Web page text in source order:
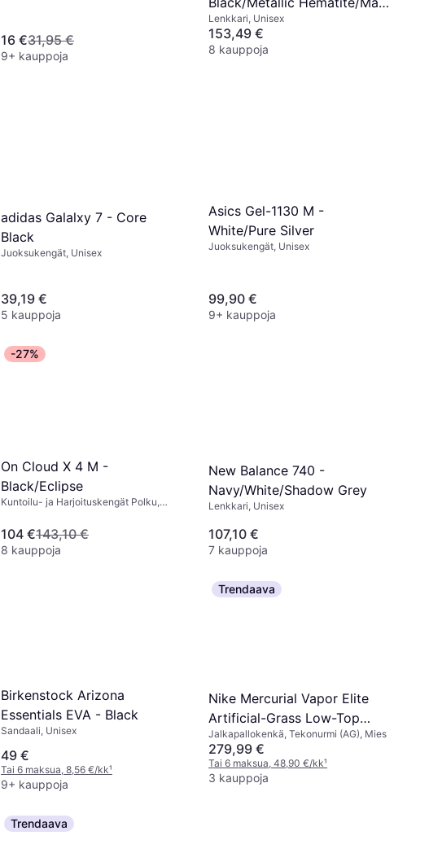
16 €31,95 €
9+ kauppoja
Orange
Lenkkari, Unisex
153,49 €
8 kauppoja
adidas Galalxy 7 - Core
Black
Juoksukengät, Unisex
39,19 €
5 kauppoja
Asics Gel-1130 M -
White/Pure Silver
Juoksukengät, Unisex
99,90 €
9+ kauppoja
-27%
On Cloud X 4 M -
Black/Eclipse
Kuntoilu- ja Harjoituskengät Polku,
104 €143,10 €
8 kauppoja
New Balance 740 -
Navy/White/Shadow Grey
Lenkkari, Unisex
107,10 €
7 kauppoja
Birkenstock Arizona
Essentials EVA - Black
Sandaali, Unisex
49 €
Tai 6 maksua, 8,56 €/kk¹
9+ kauppoja
Trendaava
Nike Mercurial Vapor Elite
Artificial-Grass Low-Top
Football Boots - Multi-Colour
Jalkapallokenkä, Tekonurmi (AG), Mies
279,99 €
Tai 6 maksua, 48,90 €/kk¹
3 kauppoja
Trendaava